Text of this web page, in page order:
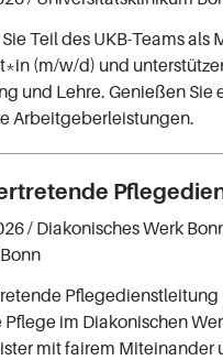
Teil des UKB-Teams
(m/w/d) und
und Lehre. Genießen
Arbeitgeberleistungen.
/ Diakonisches Werk
im Diakonischen
mit fairem Miteinander